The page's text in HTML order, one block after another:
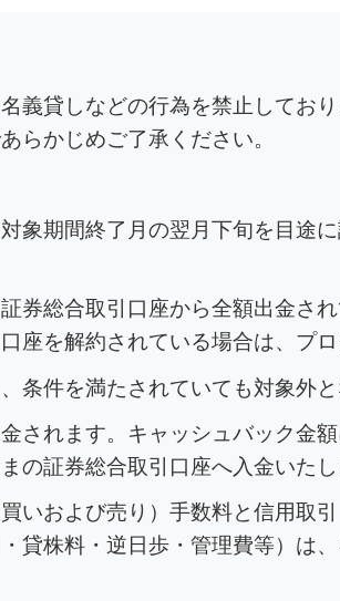
義貸しなどの行為を禁止してお
らかじめご了承ください。
象期間終了月の翌月下旬を目途
券総合取引口座から全額出金さ
座を解約されている場合は、プロ
条件を満たされていても対象外と
されます。キャッシュバック金
の証券総合取引口座へ入金いたし
いおよび売り）手数料と信用取
貸株料・逆日歩・管理費等）は